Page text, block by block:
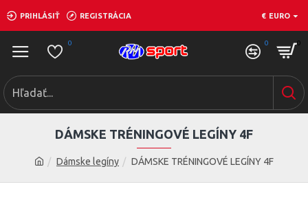
PRIHLÁSIŤ REGISTRÁCIA € EURO
0 0 0
Dámske legíny DÁMSKE TRÉNINGOVÉ LEGÍNY 4F
DÁMSKE TRÉNINGOVÉ LEGÍNY 4F